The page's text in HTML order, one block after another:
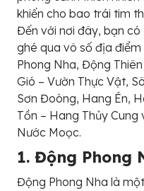
khiến cho bao trái tim
Đến với nơi đây, bạn
ghé qua vô số địa
Phong Nha, Động
Gió – Vườn Thực Vật,
Sơn Đoòng, Hang Én,
Tồn – Hang Thủy Cung
Nước Moọc.
1. Động Phong
Động Phong Nha là